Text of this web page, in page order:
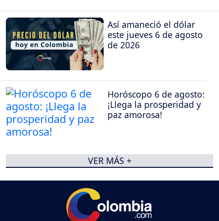
Así amaneció el dólar
este jueves 6 de agosto
de 2026
Horóscopo 6 de agosto:
¡Llega la prosperidad y
paz amorosa!
VER MÁS +